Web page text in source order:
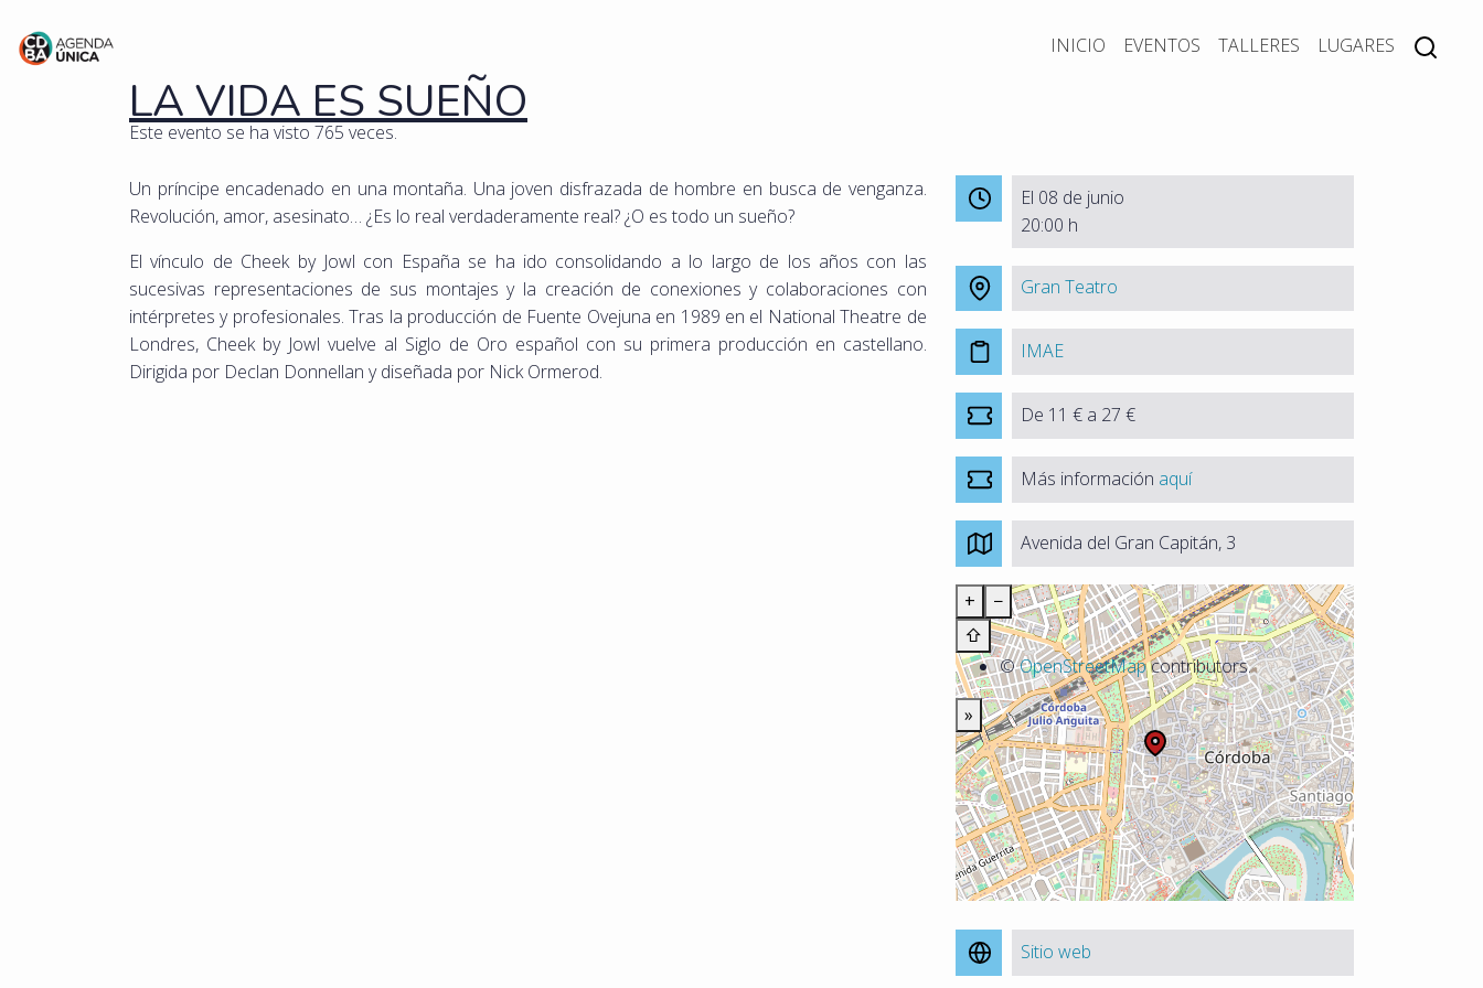
INICIO EVENTOS TALLERES LUGARES
LA VIDA ES SUEÑO
Este evento se ha visto 765 veces.
Un príncipe encadenado en una montaña. Una joven disfrazada de hombre en busca de venganza.
Revolución, amor, asesinato… ¿Es lo real verdaderamente real? ¿O es todo un sueño?
El vínculo de Cheek by Jowl con España se ha ido consolidando a lo largo de los años con las
sucesivas representaciones de sus montajes y la creación de conexiones y colaboraciones con
intérpretes y profesionales. Tras la producción de Fuente Ovejuna en 1989 en el National Theatre de
Londres, Cheek by Jowl vuelve al Siglo de Oro español con su primera producción en castellano.
Dirigida por Declan Donnellan y diseñada por Nick Ormerod.
El 08 de junio
20:00 h
Gran Teatro
IMAE
De 11 € a 27 €
Más información aquí
Avenida del Gran Capitán, 3
+
−
⇧
©OpenStreetMapcontributors.
»
Sitio web